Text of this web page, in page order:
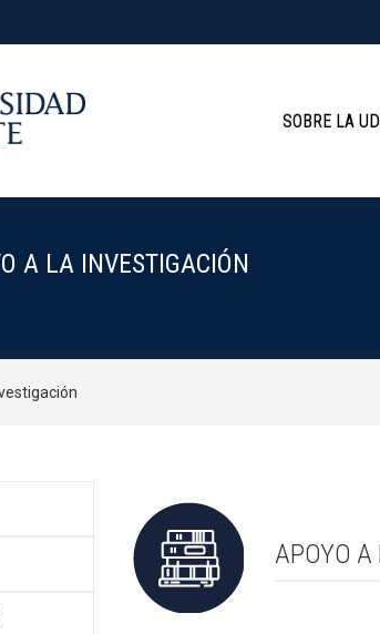
SOBRE LA
A LA INVESTIGACIÓN
APOYO A